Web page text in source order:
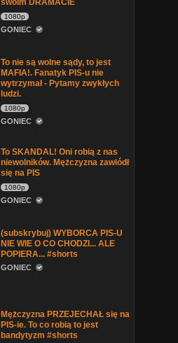
swoim DRAMACIE
1080p
GONIEC
To nie są wolne sądy, to jest
MAFIA!. Fanatyk PIS-u nie
wytrzymał - Pytamy zwykłych
ludzi.
1080p
GONIEC
To SKANDAL! Oni robią z nas
niewolników. Mężczyzna zawiódł
się na PIS
1080p
GONIEC
(subskrybuj) WYBORCA PIS-U
NIE WIE O CO CHODZI... ALE
POPIERA... #shorts
GONIEC
Mężczyzna PRZEJECHAŁ się na
PIS-ie. To co robią to jest
bandytyzm #shorts